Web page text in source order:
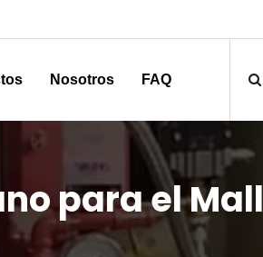
Nosotros FAQ
para el Mall